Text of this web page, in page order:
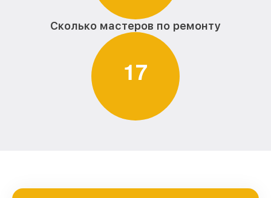
Сколько мастеров по ремонту
17